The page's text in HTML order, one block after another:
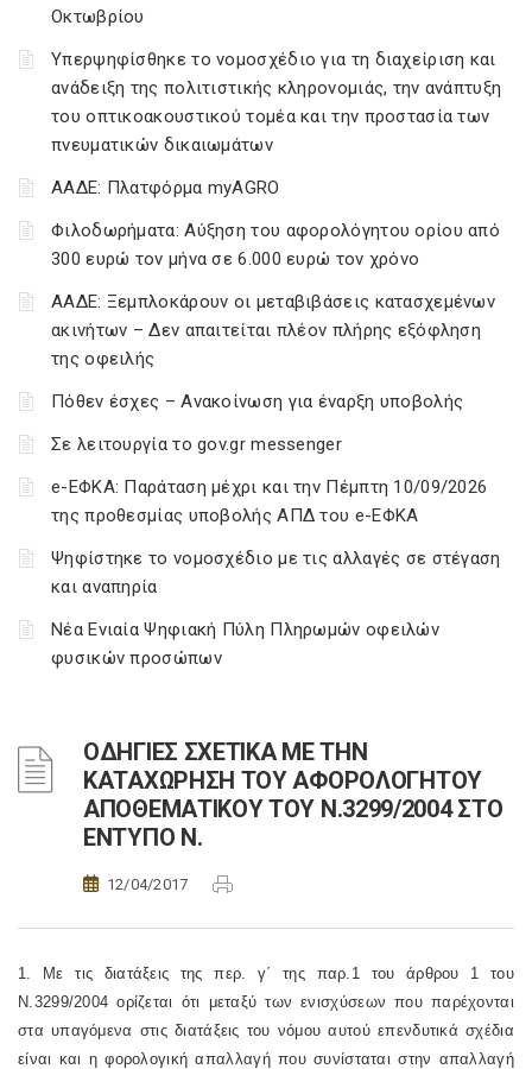
Οκτωβρίου
Υπερψηφίσθηκε το νομοσχέδιο για τη διαχείριση και
ανάδειξη της πολιτιστικής κληρονομιάς, την ανάπτυξη
του οπτικοακουστικού τομέα και την προστασία των
πνευματικών δικαιωμάτων
ΑΑΔΕ: Πλατφόρμα myAGRO
Φιλοδωρήματα: Αύξηση του αφορολόγητου ορίου από
300 ευρώ τον μήνα σε 6.000 ευρώ τον χρόνο
ΑΑΔΕ: Ξεμπλοκάρουν οι μεταβιβάσεις κατασχεμένων
ακινήτων – Δεν απαιτείται πλέον πλήρης εξόφληση
της οφειλής
Πόθεν έσχες – Ανακοίνωση για έναρξη υποβολής
Σε λειτουργία το gov.gr messenger
e-ΕΦΚΑ: Παράταση μέχρι και την Πέμπτη 10/09/2026
της προθεσμίας υποβολής ΑΠΔ του e-ΕΦΚΑ
Ψηφίστηκε το νομοσχέδιο με τις αλλαγές σε στέγαση
και αναπηρία
Νέα Ενιαία Ψηφιακή Πύλη Πληρωμών οφειλών
φυσικών προσώπων
ΟΔΗΓΙΕΣ ΣΧΕΤΙΚΑ ΜΕ ΤΗΝ
ΚΑΤΑΧΩΡΗΣΗ ΤΟΥ ΑΦΟΡΟΛΟΓΗΤΟΥ
ΑΠΟΘΕΜΑΤΙΚΟΥ ΤΟΥ Ν.3299/2004 ΣΤΟ
ΕΝΤΥΠΟ Ν.
12/04/2017
1. Με τις διατάξεις της περ. γ΄ της
παρ.1 του άρθρου 1 του
Ν.3299/2004 ορίζεται ότι μεταξύ των ενισχύσεων που παρέχονται
στα υπαγόμενα στις διατάξεις του νόμου αυτού επενδυτικά σχέδια
είναι και η φορολογική απαλλαγή που συνίσταται στην απαλλαγή